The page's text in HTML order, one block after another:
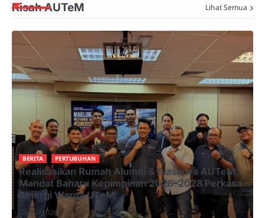
Kisah AUTeM Lihat Semua
BERITA PERTUBUHAN
Realisasikan Rumah Alumni & Biasiswa AUTeM,
Mandat Baharu Kepimpinan 2026–2028 Perkasa
Sinergi Warga UTeM
28/07/2026